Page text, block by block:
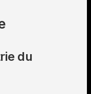
du